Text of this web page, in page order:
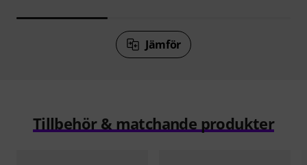
Jämför
Tillbehör & matchande produkter